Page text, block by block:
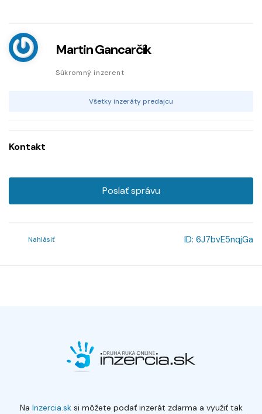
Martin Gancarčík
Súkromný inzerent
Všetky inzeráty predajcu
Kontakt
Poslať správu
Nahlásiť ID: 6J7bvE5nqjGa
Na Inzercia.sksi môžete podať inzerát zdarma a využiť tak